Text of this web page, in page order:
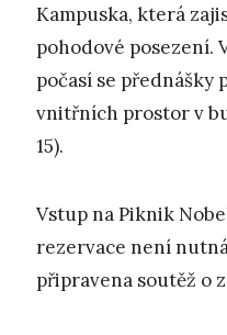
Kampuska, která
pohodové posezení.
počasí se přednášky
vnitřních prostor v
15).
Vstup na Piknik
rezervace není
připravena soutěž o